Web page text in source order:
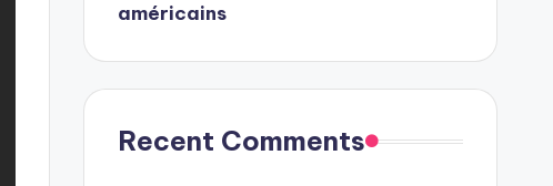
américains
Recent Comments